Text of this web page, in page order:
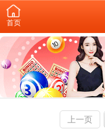
首页
上一页